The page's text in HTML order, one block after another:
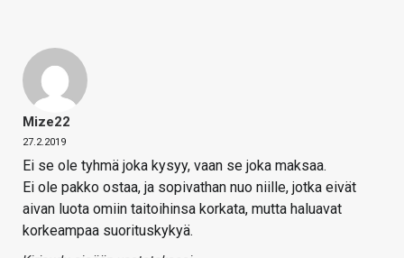
Mize22
27.2.2019
Ei se ole tyhmä joka kysyy, vaan se joka maksaa.
Ei ole pakko ostaa, ja sopivathan nuo niille, jotka eivät
aivan luota omiin taitoihinsa korkata, mutta haluavat
korkeampaa suorituskykyä.